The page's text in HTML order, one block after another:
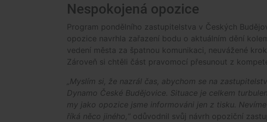
Nespokojená opozice
Program pondělního zastupitelstva v Českých
opozice navrhla zařazení bodu o aktuálním dění
vedení města za špatnou komunikaci, neuvážené
Zároveň si chtěli část pravomocí přesunout z
„Myslím si, že nazrál čas, abychom se na
Dynamo České Budějovice. Situace je celkem
my jako opozice jsme informováni jen z tisku.
říká něco jiného,“ odůvodnil svůj návrh opoziční